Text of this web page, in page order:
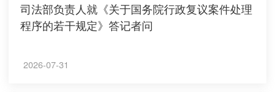
司法部负责人就《关于国务院行政复议案件处理
程序的若干规定》答记者问
2026-07-31